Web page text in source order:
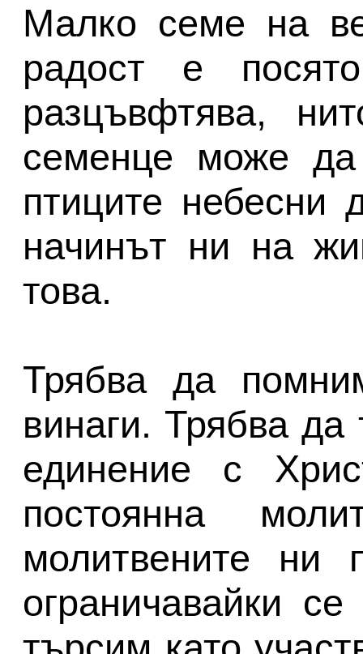
Малко семе на
радост е
разцъвфтява,
семенце може
птиците небесни
начинът ни на
това.
Трябва да
винаги. Трябва
единение с
постоянна
молитвените ни
ограничавайки